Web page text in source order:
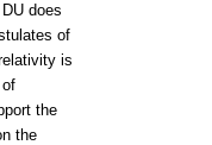
does
of
is
the
the